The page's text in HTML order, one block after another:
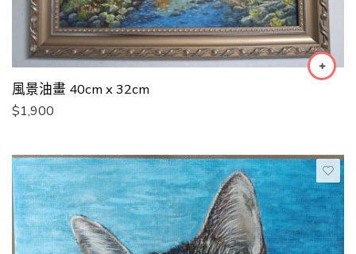
風景油畫 40cm x 32cm
$1,900